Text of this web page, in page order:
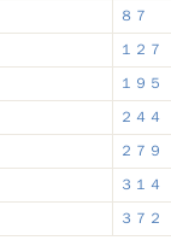
８７
１２７
１９５
２４４
２７９
３１４
３７２